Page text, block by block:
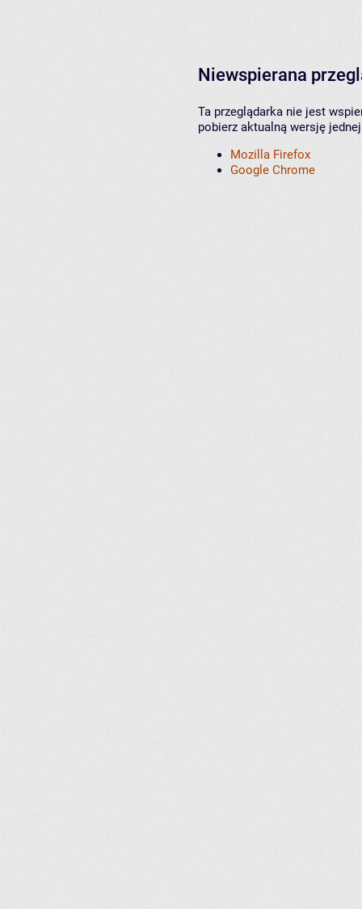
Niewspierana
Ta przeglądarka nie jest
pobierz aktualną wersję
Mozilla Firefox
Google Chrome